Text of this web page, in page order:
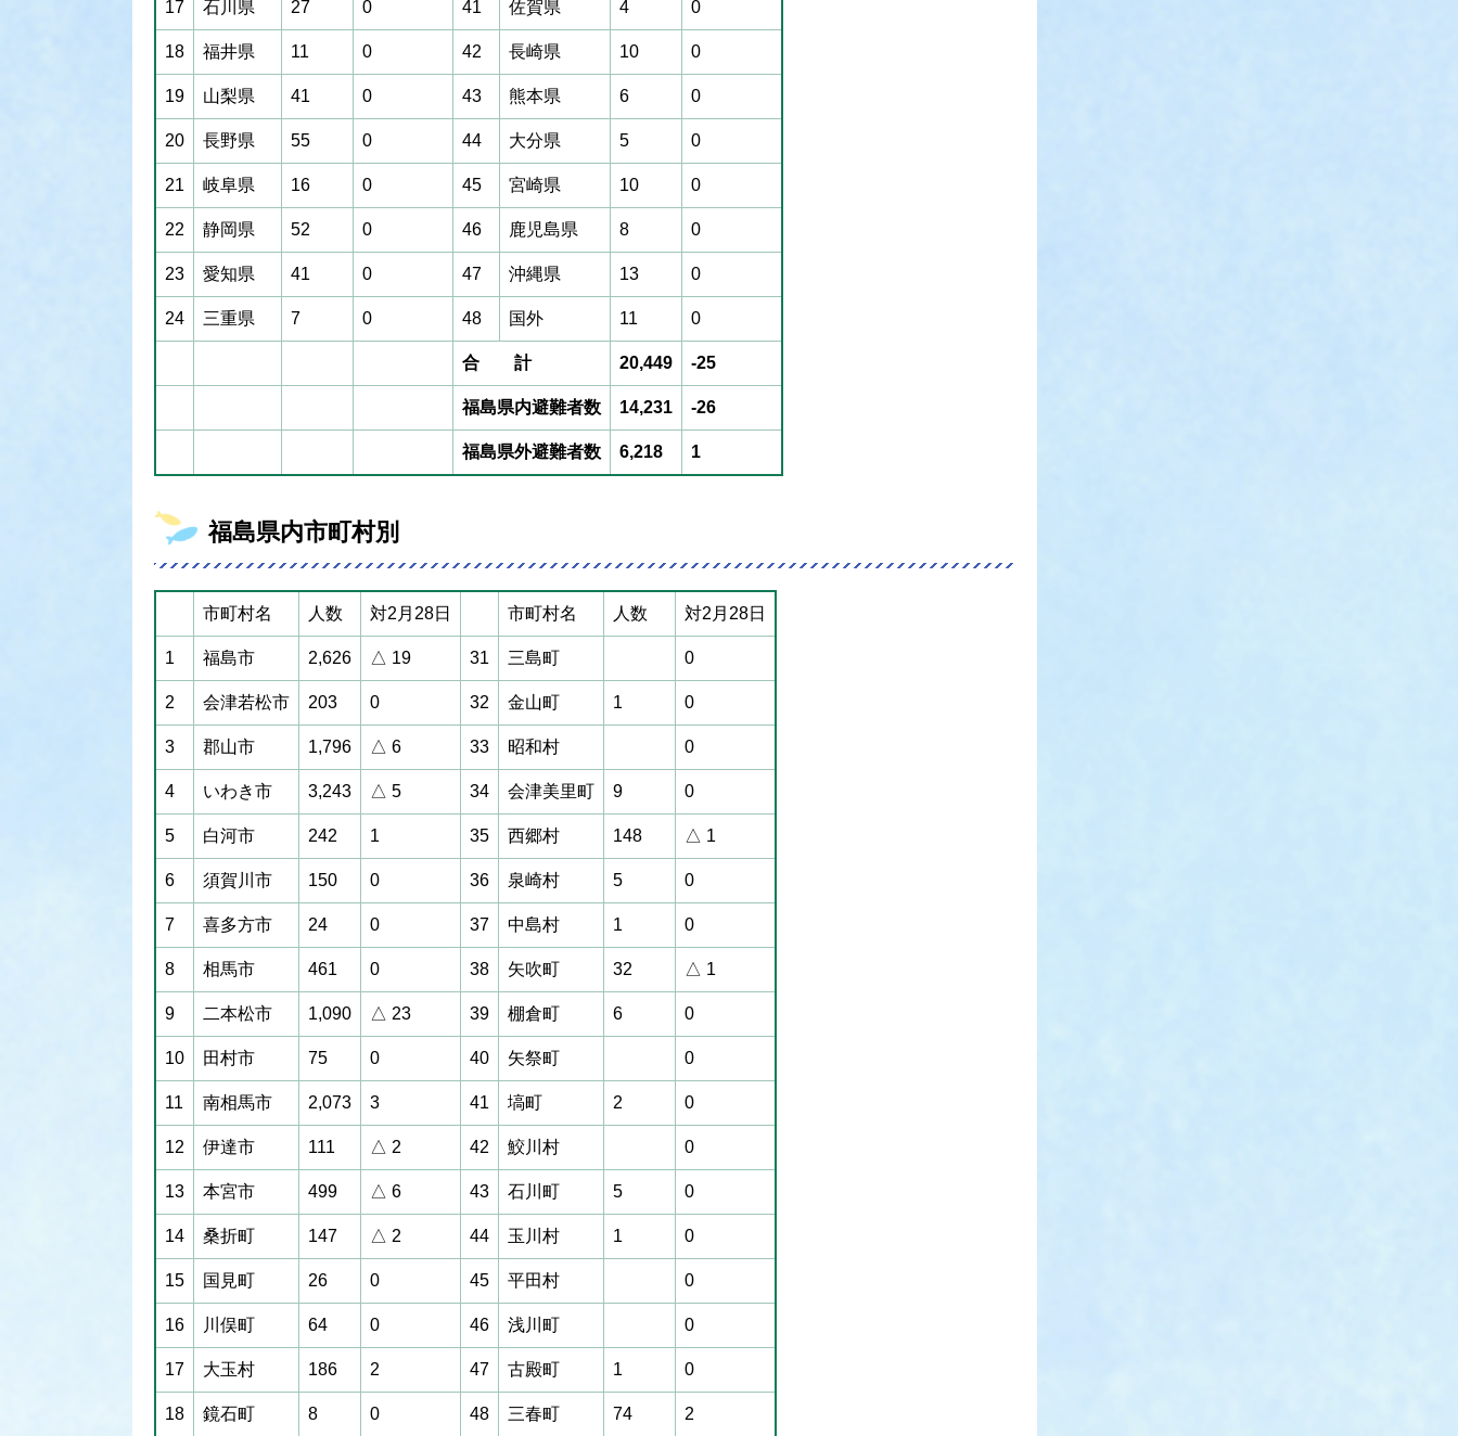
17 石川県 27 0 41 佐賀県 4 0
18 福井県 11 0 42 長崎県 10 0
19 山梨県 41 0 43 熊本県 6 0
20 長野県 55 0 44 大分県 5 0
21 岐阜県 16 0 45 宮崎県 10 0
22 静岡県 52 0 46 鹿児島県 8 0
23 愛知県 41 0 47 沖縄県 13 0
24 三重県 7 0 48 国外 11 0
合 計 20,449 -25
福島県内避難者数 14,231 -26
福島県外避難者数 6,218 1
福島県内市町村別
市町村名 人数 対2月28日 市町村名 人数 対2月28日
1 福島市 2,626 △ 19 31 三島町 0
2 会津若松市 203 0 32 金山町 1 0
3 郡山市 1,796 △ 6 33 昭和村 0
4 いわき市 3,243 △ 5 34 会津美里町 9 0
5 白河市 242 1 35 西郷村 148 △ 1
6 須賀川市 150 0 36 泉崎村 5 0
7 喜多方市 24 0 37 中島村 1 0
8 相馬市 461 0 38 矢吹町 32 △ 1
9 二本松市 1,090 △ 23 39 棚倉町 6 0
10 田村市 75 0 40 矢祭町 0
11 南相馬市 2,073 3 41 塙町 2 0
12 伊達市 111 △ 2 42 鮫川村 0
13 本宮市 499 △ 6 43 石川町 5 0
14 桑折町 147 △ 2 44 玉川村 1 0
15 国見町 26 0 45 平田村 0
16 川俣町 64 0 46 浅川町 0
17 大玉村 186 2 47 古殿町 1 0
18 鏡石町 8 0 48 三春町 74 2